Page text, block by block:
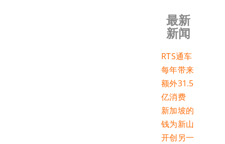
最新
新闻
RTS通车
每年带来
额外31.5
亿消费
新加坡的
钱为新山
开创另一